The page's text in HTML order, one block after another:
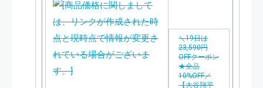
＼19日は
23,590円
OFFクーポン
★全品
10%OFF／
【大谷翔平